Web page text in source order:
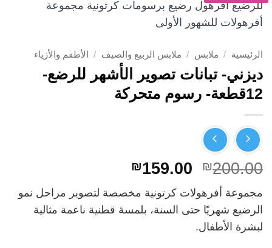
الرئيسية / ملابس / ملابس الربيع والصيف / الأطقم والأزياء
ديزني- تبانات تصوير الأشهر للرضع-
12قطعة- رسوم متحركة
₪200.00
السعر
الأصلي
هو:
₪200.00.
₪159.00 السعر
الحالي
هو:
₪159.00.
مجموعة أفرهولات كرتونية مخصصة لتصوير مراحل نمو
الرضيع شهريًا حتى السنة، بلمسة قطنية ناعمة مثالية
لبشرة الأطفال.